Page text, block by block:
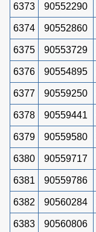
6373 90552290
6374 90552860
6375 90553729
6376 90554895
6377 90559250
6378 90559441
6379 90559580
6380 90559717
6381 90559786
6382 90560284
6383 90560806